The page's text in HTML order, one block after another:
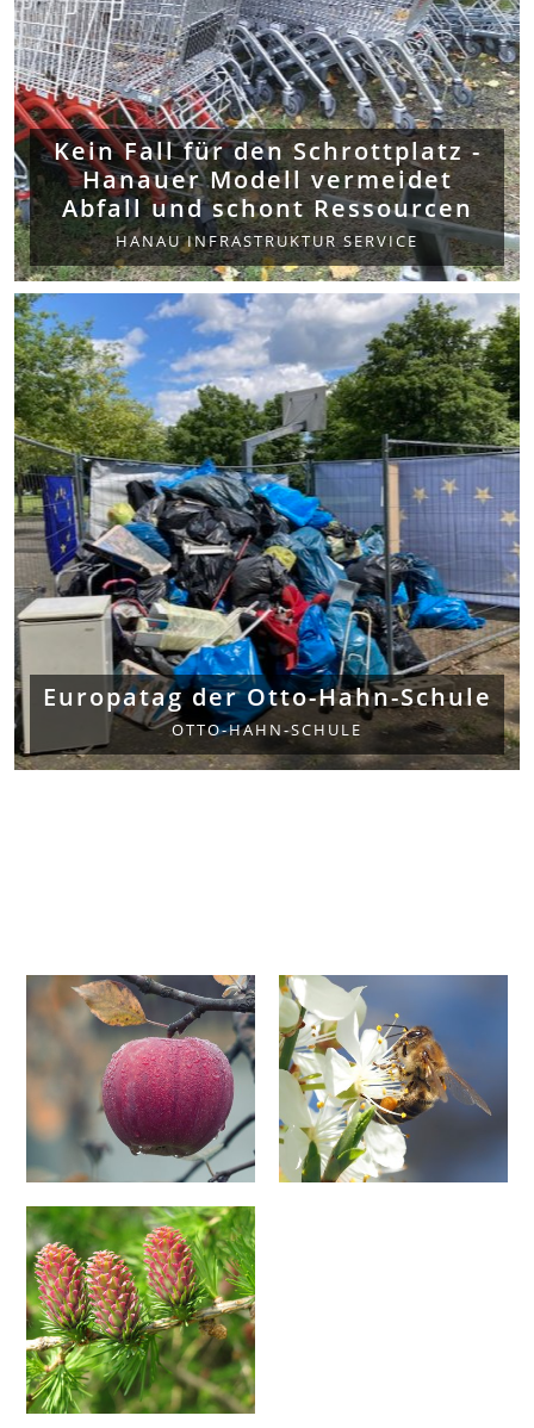
Kein Fall für den Schrottplatz -
Hanauer Modell vermeidet
Abfall und schont Ressourcen
HANAU INFRASTRUKTUR SERVICE
Europatag der Otto-Hahn-Schule
OTTO-HAHN-SCHULE